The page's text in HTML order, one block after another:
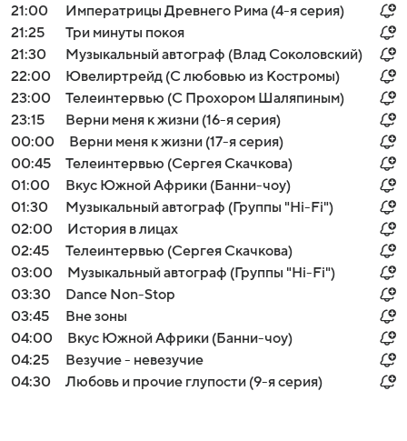
21:00
Императрицы Древнего Рима (4-я серия)
21:25
Три минуты покоя
21:30
Музыкальный автограф (Влад Соколовский)
22:00
Ювелиртрейд (С любовью из Костромы)
23:00
Телеинтервью (С Прохором Шаляпиным)
23:15
Верни меня к жизни (16-я серия)
00:00
Верни меня к жизни (17-я серия)
00:45
Телеинтервью (Сергея Скачкова)
01:00
Вкус Южной Африки (Банни-чоу)
01:30
Музыкальный автограф (Группы "Hi-Fi")
02:00
История в лицах
02:45
Телеинтервью (Сергея Скачкова)
03:00
Музыкальный автограф (Группы "Hi-Fi")
03:30
Dance Non-Stop
03:45
Вне зоны
04:00
Вкус Южной Африки (Банни-чоу)
04:25
Везучие - невезучие
04:30
Любовь и прочие глупости (9-я серия)